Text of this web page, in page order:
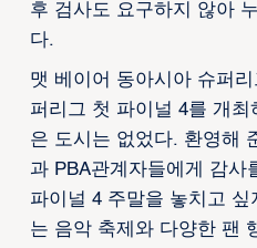
후 검사도 요구하지 않아
다.
맷 베이어 동아시아 슈퍼
퍼리그 첫 파이널 4를 개
은 도시는 없었다. 환영해
과 PBA관계자들에게 감사
파이널 4 주말을 놓치고
는 음악 축제와 다양한 팬